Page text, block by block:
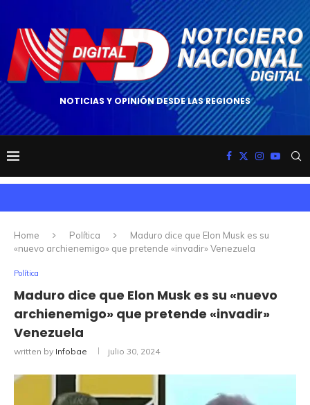
NOTICIAS Y OPINIÓN DESDE LAS REGIONES
Home Política
Maduro dice que Elon Musk es su
«nuevo archienemigo» que pretende «invadir» Venezuela
Política
Maduro dice que Elon Musk es su «nuevo
archienemigo» que pretende «invadir»
Venezuela
written by Infobae julio 30, 2024